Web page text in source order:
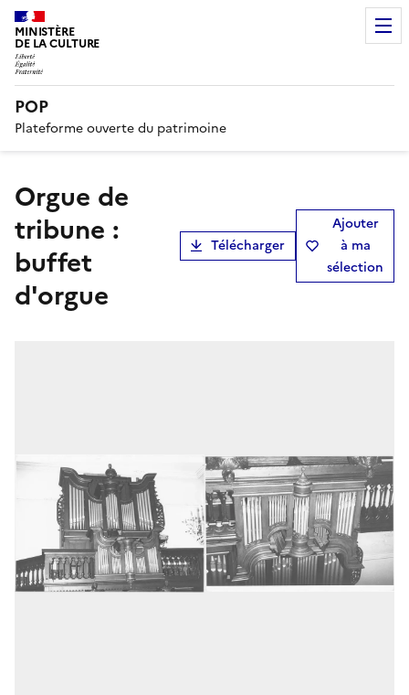
MINISTÈRE
DE LA CULTURE
POP
Plateforme ouverte du patrimoine
orgue de
tribune :
buffet
d'orgue
Télécharger
Ajouter
à ma
sélection